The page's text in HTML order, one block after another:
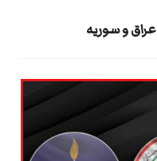
و سوریه